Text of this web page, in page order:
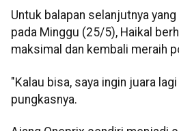
Untuk balapan selanjutnya
pada Minggu (25/5), Haikal
maksimal dan kembali meraih
"Kalau bisa, saya ingin juara
pungkasnya.